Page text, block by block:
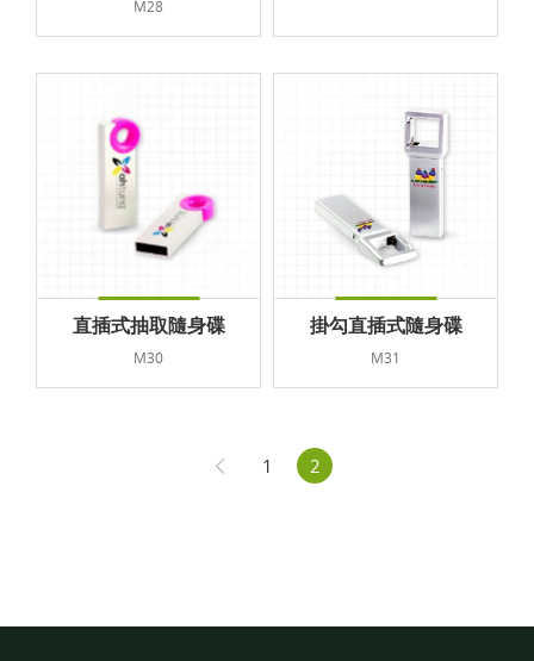
M28
直插式抽取隨身碟
M30
掛勾直插式隨身碟
M31
1 2